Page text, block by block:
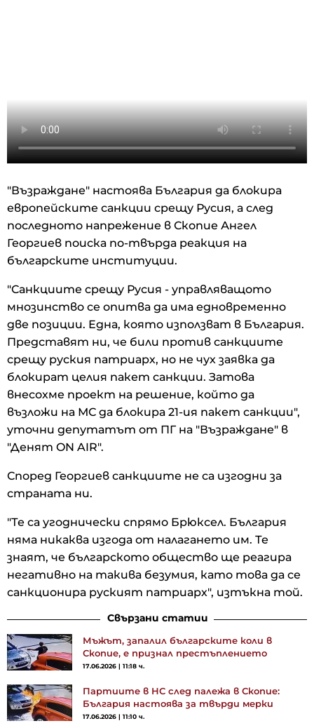
"Възраждане" настоява България да блокира
европейските санкции срещу Русия, а след
последното напрежение в Скопие Ангел
Георгиев поиска по-твърда реакция на
българските институции.
"Санкциите срещу Русия - управляващото
мнозинство се опитва да има едновременно
две позиции. Една, която използват в България.
Представят ни, че били против санкциите
срещу руския патриарх, но не чух заявка да
блокират целия пакет санкции. Затова
внесохме проект на решение, който да
възложи на МС да блокира 21-ия пакет санкции",
уточни депутатът от ПГ на "Възраждане" в
"Денят ON AIR".
Според Георгиев санкциите не са изгодни за
страната ни.
"Те са угоднически спрямо Брюксел. България
няма никаква изгода от налагането им. Те
знаят, че българското общество ще реагира
негативно на такива безумия, като това да се
санкционира руският патриарх", изтъкна той.
Свързани статии
Мъжът, запалил българските коли в
Скопие, е признал престъплението
17.06.2026 | 11:18 ч.
Партиите в НС след палежа в Скопие:
България настоява за твърди мерки
17.06.2026 | 11:10 ч.